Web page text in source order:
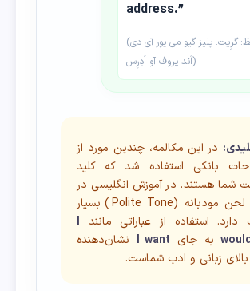
address.”
(تلفظ: گرِیت. پلیز گیو می یور آی دی
اَند پروف آو اَدِرِس)
در این مکالمه، چندین مورد از
بانکی استفاده شد که کلید
شما هستند. در آموزش انگلیسی در
بانک، لحن مودبانه (Polite Tone) بسیار
دارد. استفاده از عباراتی مانند I
به جای I want نشان‌دهنده
زبانی و ادب شماست.